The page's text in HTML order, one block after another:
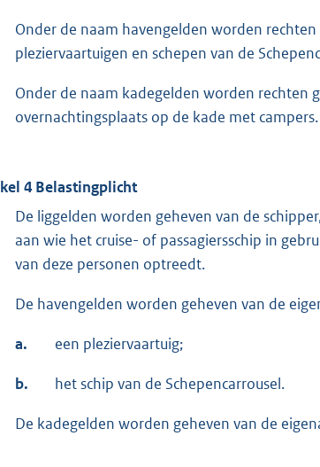
Onder de naam havengelden worden
pleziervaartuigen en schepen van de
Onder de naam kadegelden worden rechten
overnachtingsplaats op de kade met campers.
4 Belastingplicht
De liggelden worden geheven van de
aan wie het cruise- of passagiersschip in
van deze personen optreedt.
De havengelden worden geheven van de
a. een pleziervaartuig;
b. het schip van de Schepencarrousel.
De kadegelden worden geheven van de